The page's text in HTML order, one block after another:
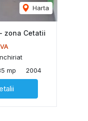
Harta
zona Cetatii
mp 2004